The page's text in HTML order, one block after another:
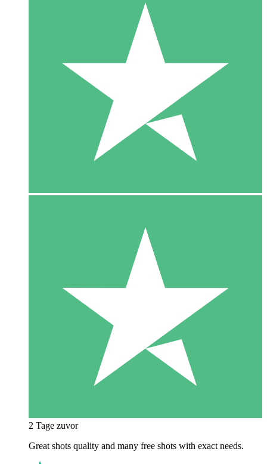
2 Tage zuvor
Great shots quality and many free shots with exact needs.